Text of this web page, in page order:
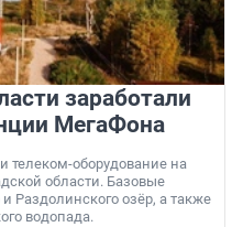
заработали
МегаФона
телеком-оборудование на
области. Базовые
Раздолинского озёр, а также
водопада.